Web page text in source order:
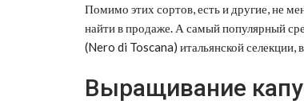
Помимо этих сортов, есть и другие, не
найти в продаже. А самый популярный
(Nero di Toscana) итальянской
Выращивание